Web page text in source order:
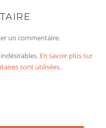
un commentaire.
En savoir plus sur
sont utilisées.